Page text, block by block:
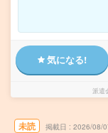
気になる!
派遣
未読 掲載日 2026/08/